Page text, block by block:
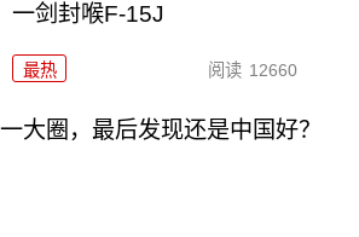
一剑封喉F-15J
最热 阅读 12660
大圈，最后发现还是中国好？